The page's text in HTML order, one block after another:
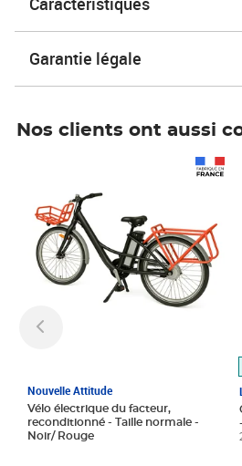
Garantie légale
Nos clients ont aussi
Nouvelle Attitude
Vélo électrique du facteur,
reconditionné - Taille normale -
Noir/ Rouge